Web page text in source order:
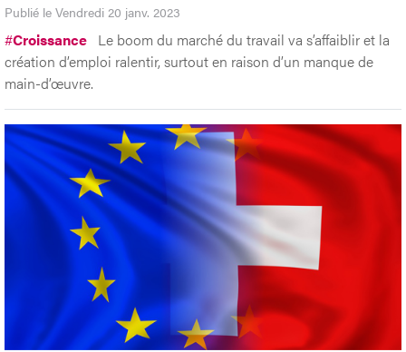
Publié le Vendredi 20 janv. 2023
#Croissance Le boom du marché du travail va s’affaiblir et la
création d’emploi ralentir, surtout en raison d’un manque de
main-d’œuvre.